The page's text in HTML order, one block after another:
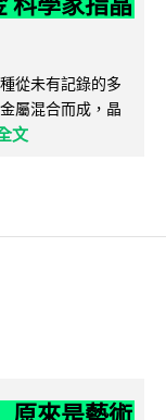
從未有記錄的多
屬混合而成，晶
文
原來是藝術